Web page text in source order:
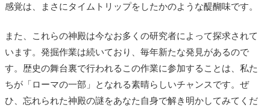
感覚は、まさにタイムトリップをしたかのような醍醐味です。
また、これらの神殿は今なお多くの研究者によって探求されて
います。発掘作業は続いており、毎年新たな発見があるので
す。歴史の舞台裏で行われるこの作業に参加することは、私た
ちが「ローマの一部」となれる素晴らしいチャンスです。ぜ
ひ、忘れられた神殿の謎をあなた自身で解き明かしてみてくだ